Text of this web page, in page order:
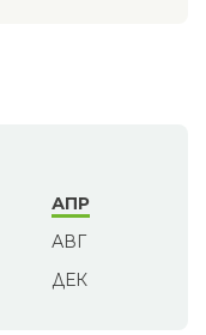
АПР
АВГ
ДЕК